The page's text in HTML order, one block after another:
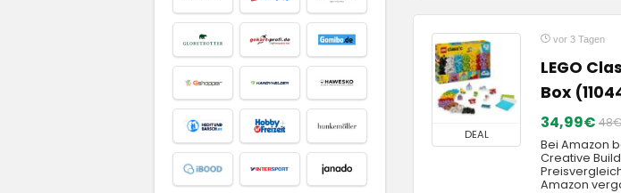
Alle Kategorien
DEAL
vor 3 Tagen
LEGO
Box
34,99€ 48€
Bei Amazon
Creative
Amazon